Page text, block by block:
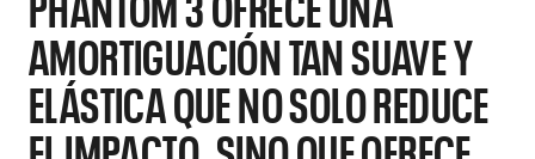
AMORTIGUACIÓN TAN SUAVE Y
ELÁSTICA QUE NO SOLO REDUCE